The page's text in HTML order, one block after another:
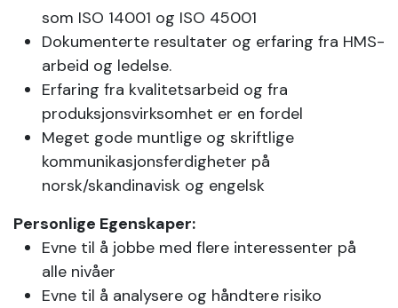
som ISO 14001 og ISO 45001
Dokumenterte resultater og erfaring fra HMS-
arbeid og ledelse.
Erfaring fra kvalitetsarbeid og fra
produksjonsvirksomhet er en fordel
Meget gode muntlige og skriftlige
kommunikasjonsferdigheter på
norsk/skandinavisk og engelsk
Personlige Egenskaper:
Evne til å jobbe med flere interessenter på
alle nivåer
Evne til å analysere og håndtere risiko